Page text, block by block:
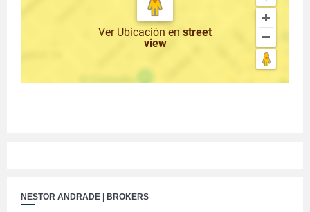
Ver Ubicación en street
view
NESTOR ANDRADE | BROKERS